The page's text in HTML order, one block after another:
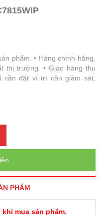
phẩm. • Hàng chính hãng,
thị trường. • Giao hàng thu
cần đặt ví trí cần giám sát,
PHẨM
khi mua sản phẩm.